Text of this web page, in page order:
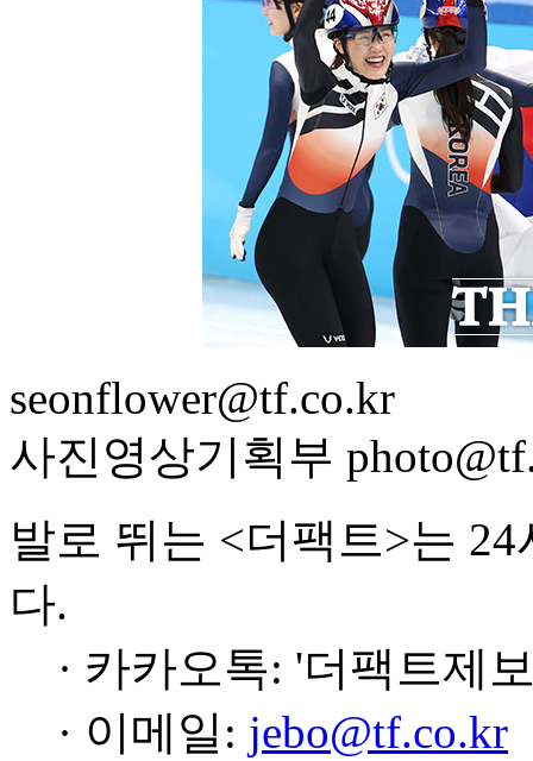
seonflower@tf.co.kr
사진영상기획부
발로 뛰는 <더팩트>는
다.
· 카카오톡: '더팩트제
· 이메일: jebo@tf.co.kr